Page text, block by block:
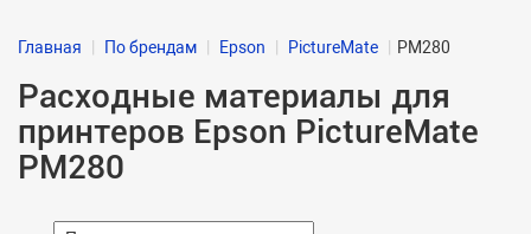
Главная По брендам Epson PictureMate PM280
Расходные материалы для
принтеров Epson PictureMate
PM280